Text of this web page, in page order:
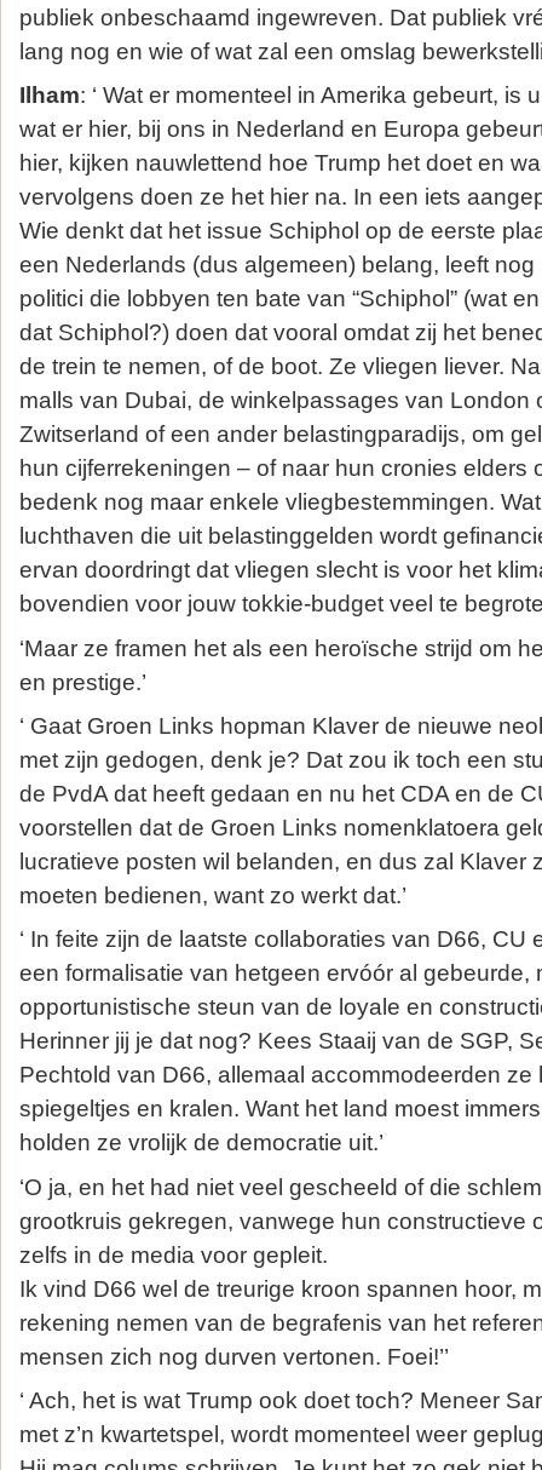
publiek onbeschaamd ingewreven. Dat publiek
lang nog en wie of wat zal een omslag
Ilham: ‘ Wat er momenteel in Amerika gebeurt, is
wat er hier, bij ons in Nederland en Europa
hier, kijken nauwlettend hoe Trump het doet en
vervolgens doen ze het hier na. In een iets
Wie denkt dat het issue Schiphol op de eerste
een Nederlands (dus algemeen) belang, leeft
politici die lobbyen ten bate van “Schiphol” (wat
dat Schiphol?) doen dat vooral omdat zij het
de trein te nemen, of de boot. Ze vliegen liever.
malls van Dubai, de winkelpassages van London
Zwitserland of een ander belastingparadijs, om
hun cijferrekeningen – of naar hun cronies elders
bedenk nog maar enkele vliegbestemmingen.
luchthaven die uit belastinggelden wordt
ervan doordringt dat vliegen slecht is voor het
bovendien voor jouw tokkie-budget veel te
‘Maar ze framen het als een heroïsche strijd om
en prestige.’
‘ Gaat Groen Links hopman Klaver de nieuwe
met zijn gedogen, denk je? Dat zou ik toch een
de PvdA dat heeft gedaan en nu het CDA en de
voorstellen dat de Groen Links nomenklatoera
lucratieve posten wil belanden, en dus zal Klaver
moeten bedienen, want zo werkt dat.’
‘ In feite zijn de laatste collaboraties van D66, CU
een formalisatie van hetgeen ervóór al gebeurde,
opportunistische steun van de loyale en
Herinner jij je dat nog? Kees Staaij van de SGP,
Pechtold van D66, allemaal accommodeerden ze
spiegeltjes en kralen. Want het land moest
holden ze vrolijk de democratie uit.’
‘O ja, en het had niet veel gescheeld of die
grootkruis gekregen, vanwege hun constructieve
zelfs in de media voor gepleit.
Ik vind D66 wel de treurige kroon spannen hoor,
rekening nemen van de begrafenis van het
mensen zich nog durven vertonen. Foei!’’
‘ Ach, het is wat Trump ook doet toch? Meneer
met z’n kwartetspel, wordt momenteel weer